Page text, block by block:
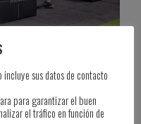
sus datos de contacto
para garantizar el buen
el tráfico en función de